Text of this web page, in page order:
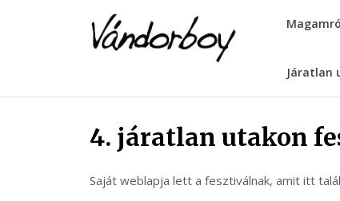
Járatlan
4. járatlan utakon
Saját weblapja lett a fesztiválnak, amit itt